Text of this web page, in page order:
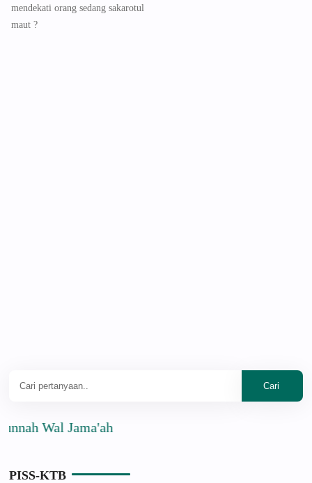
mendekati orang sedang sakarotul
maut ?
Wal Jama'ah
PISS-KTB